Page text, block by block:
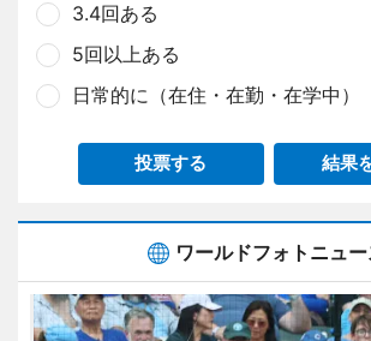
3.4回ある
5回以上ある
日常的に（在住・在勤・在学中）
投票する 結果
ワールドフォトニュー